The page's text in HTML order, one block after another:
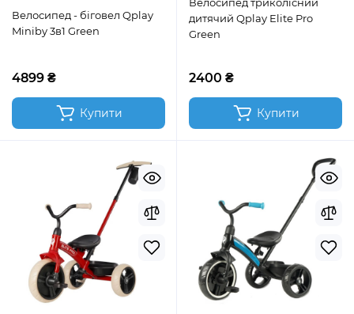
Велосипед - біговел Qplay
Miniby 3в1 Green
4899 ₴
Купити
дитячий Qplay Elite Pro
Green
2400 ₴
Купити